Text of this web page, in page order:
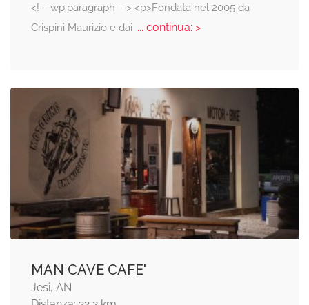
<!-- wp:paragraph --> <p>Fondata nel 2005 da
Crispini Maurizio e dai ... continua: >
MAN CAVE CAFE'
Jesi, AN